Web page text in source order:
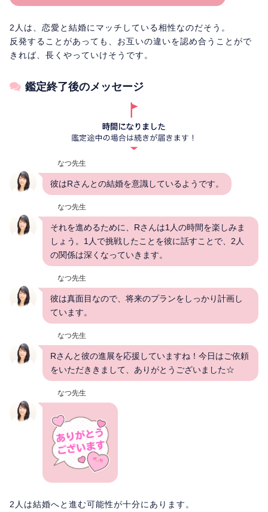
2人は、恋愛と結婚にマッチしている相性なのだそう。
反発することがあっても、お互いの違いを認め合うことがで
きれば、長くやっていけそうです。
鑑定終了後のメッセージ
なつ先生
彼はRさんとの結婚を意識しているようです。
なつ先生
それを進めるために、Rさんは1人の時間を楽しみま
しょう。1人で挑戦したことを彼に話すことで、2人
の関係は深くなっていきます。
なつ先生
彼は真面目なので、将来のプランをしっかり計画し
ています。
なつ先生
Rさんと彼の進展を応援していますね！今日はご依頼
をいただききまして、ありがとうございました☆
なつ先生
2人は結婚へと進む可能性が十分にあります。